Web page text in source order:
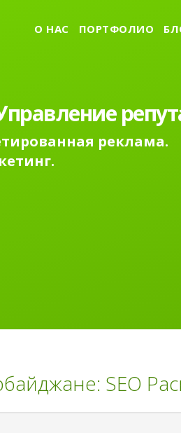
О НАС ПОРТФОЛИО
реклама.
SEO